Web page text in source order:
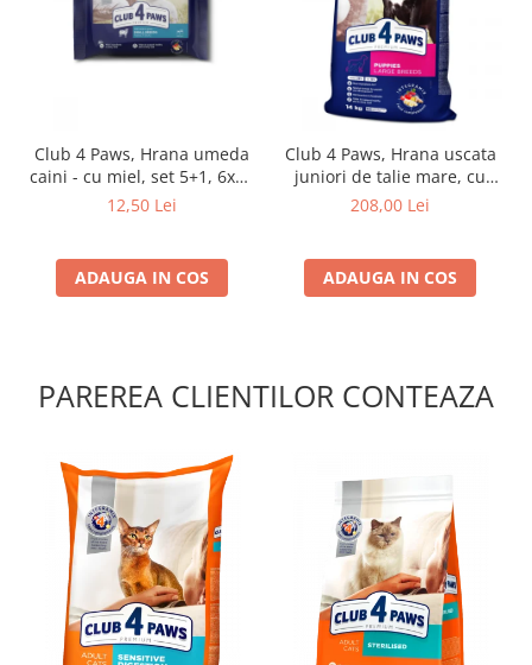
Club 4 Paws, Hrana umeda
caini - cu miel, set 5+1, 6x80
g
12,50 Lei
ADAUGA IN COS
Club 4 Paws, Hrana uscata
juniori de talie mare, cu
pui, 14kg
208,00 Lei
ADAUGA IN COS
PAREREA CLIENTILOR CONTEAZA